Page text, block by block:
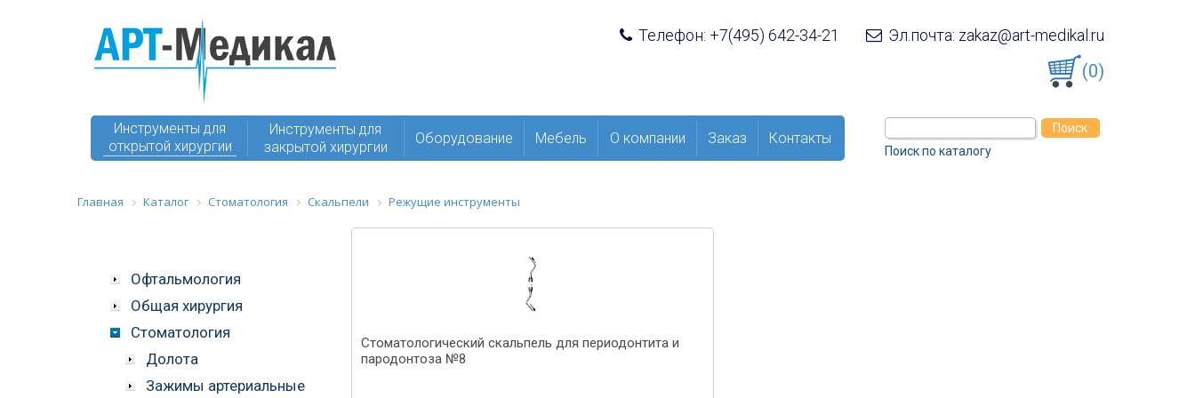
Телефон: +7(495) 642-34-21 Эл.почта: zakaz@art-medikal.ru
(0)
Инструменты для
открытой хирургии
Инструменты для
закрытой хирургии
Оборудование Мебель О компании Заказ Контакты
Поиск по каталогу
Главная Каталог Стоматология Скальпели Режущие инструменты
Офтальмология
Общая хирургия
Стоматология
Долота
Зажимы артериальные
Стоматологический скальпель для периодонтита и
пародонтоза №8